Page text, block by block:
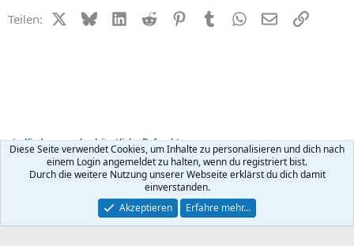
Teilen: X (Twitter)
BlueskyLinkedIn
Reddit PinterestTumblr WhatsApp
E-MailLink
Kinderwunsch + künstliche Befruchtung
Kontakt Nutzungsbedingungen Datenschutz Hilfe
R
Community platform by XenForo ® © 2010-2026 XenForo Ltd.
Diese Seite verwendet Cookies, um Inhalte zu personalisieren und dich nach
einem Login angemeldet zu halten, wenn du registriert bist.
Durch die weitere Nutzung unserer Webseite erklärst du dich damit
einverstanden.
Akzeptieren
Erfahre mehr…